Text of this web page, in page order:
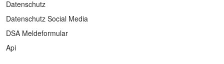
Datenschutz
Datenschutz Social Media
DSA Meldeformular
Api